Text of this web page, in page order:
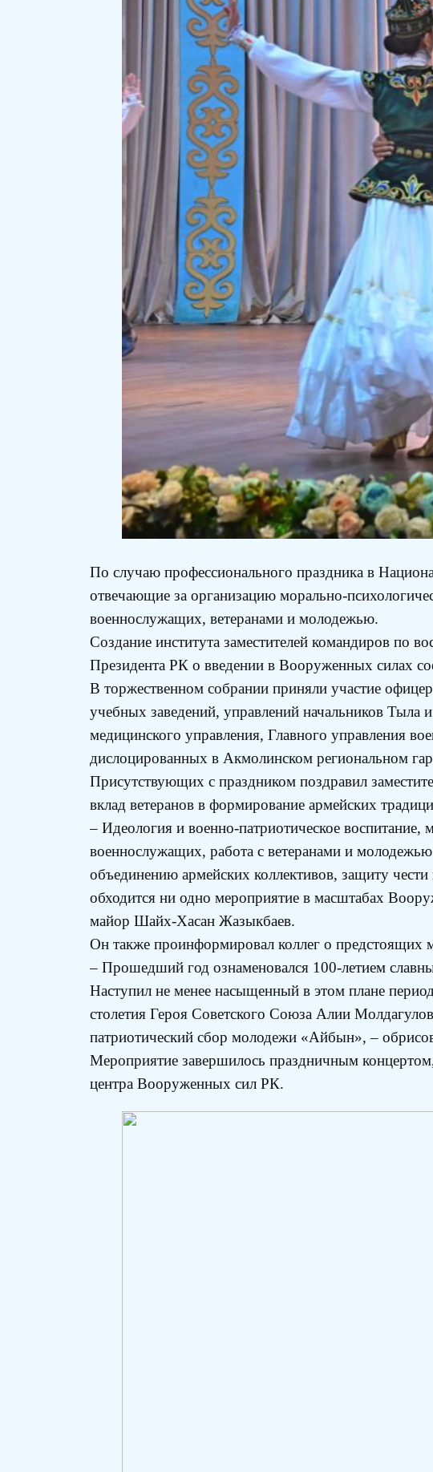
По случаю профессионального праздника в
отвечающие за организацию морально-
военнослужащих, ветеранами и молодежью.
Создание института заместителей командиров по
Президента РК о введении в Вооруженных силах
В торжественном собрании приняли участие
учебных заведений, управлений начальников
медицинского управления, Главного управления
дислоцированных в Акмолинском региональном
Присутствующих с праздником поздравил
вклад ветеранов в формирование армейских
– Идеология и военно-патриотическое воспитание,
военнослужащих, работа с ветеранами и
объединению армейских коллективов, защиту
обходится ни одно мероприятие в масштабах
майор Шайх-Хасан Жазыкбаев.
Он также проинформировал коллег о предстоящих
– Прошедший год ознаменовался 100-летием
Наступил не менее насыщенный в этом плане
столетия Героя Советского Союза Алии
патриотический сбор молодежи «Айбын», –
Мероприятие завершилось праздничным
центра Вооруженных сил РК.